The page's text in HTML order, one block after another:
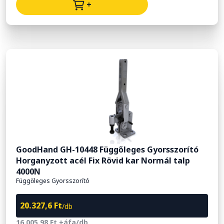
+
GoodHand GH-10448 Függőleges Gyorsszorító
Horganyzott acél Fix Rövid kar Normál talp
4000N
Függőleges Gyorsszorító
20.327,6 Ft/db